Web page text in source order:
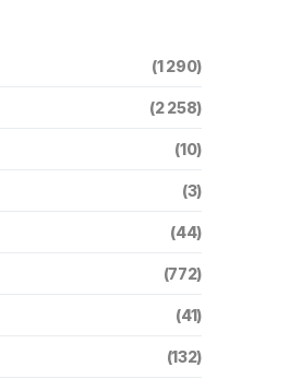
(1 290)
(2 258)
(10)
(3)
(44)
(772)
(41)
(132)